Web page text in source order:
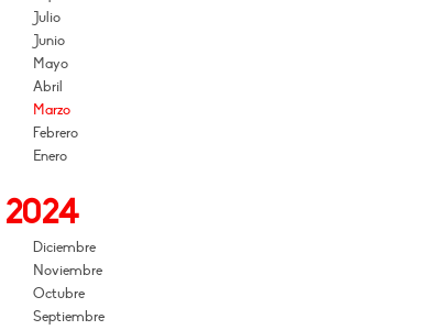
Julio
Junio
Mayo
Abril
Marzo
Febrero
Enero
2024
Diciembre
Noviembre
Octubre
Septiembre